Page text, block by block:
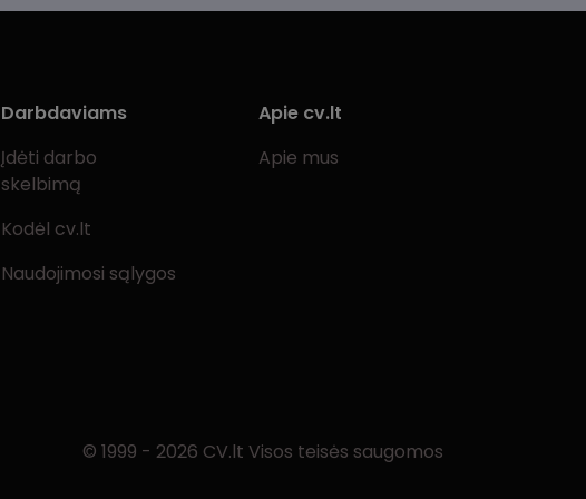
Darbdaviams
Įdėti darbo
skelbimą
Kodėl cv.lt
Naudojimosi sąlygos
Apie cv.lt
Apie mus
© 1999 - 2026 CV.lt Visos teisės saugomos